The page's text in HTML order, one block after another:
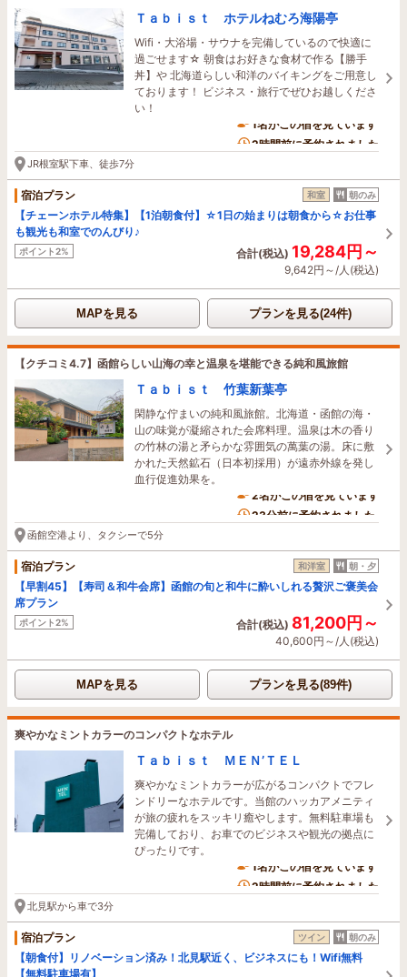
Ｔａｂｉｓｔ ホテルねむろ海陽亭
Wifi・大浴場・サウナを完備しているので快適に
過ごせます☆ 朝食はお好きな食材で作る【勝手
丼】や 北海道らしい和洋のバイキングをご用意し
ております！ ビジネス・旅行でぜひお越しくださ
い！
1名がこの宿を見ています
2時間前に予約されました
JR根室駅下車、徒歩7分
宿泊プラン 和室 朝のみ
【チェーンホテル特集】【1泊朝食付】☆1日の始まりは朝食から☆お仕事
も観光も和室でのんびり♪
ポイント2% 合計(税込) 19,284円～
9,642円～/人(税込)
MAPを見る プランを見る(24件)
【クチコミ4.7】函館らしい山海の幸と温泉を堪能できる純和風旅館
Ｔａｂｉｓｔ 竹葉新葉亭
閑静な佇まいの純和風旅館。北海道・函館の海・
山の味覚が凝縮された会席料理。温泉は木の香り
の竹林の湯と矛らかな雰囲気の萬葉の湯。床に敷
かれた天然鉱石（日本初採用）が遠赤外線を発し
血行促進効果を。
2名がこの宿を見ています
23分前に予約されました
函館空港より、タクシーで5分
宿泊プラン 和洋室 朝・夕
【早割45】【寿司＆和牛会席】函館の旬と和牛に酔いしれる贅沢ご褒美会
席プラン
ポイント2% 合計(税込) 81,200円～
40,600円～/人(税込)
MAPを見る プランを見る(89件)
爽やかなミントカラーのコンパクトなホテル
Ｔａｂｉｓｔ ＭＥＮ’ＴＥＬ
爽やかなミントカラーが広がるコンパクトでフレ
ンドリーなホテルです。当館のハッカアメニティ
が旅の疲れをスッキリ癒やします。無料駐車場も
完備しており、お車でのビジネスや観光の拠点に
ぴったりです。
1名がこの宿を見ています
2時間前に予約されました
北見駅から車で3分
宿泊プラン ツイン 朝のみ
【朝食付】リノベーション済み！北見駅近く、ビジネスにも！Wifi無料
【無料駐車場有】